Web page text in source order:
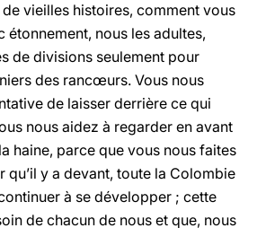
vieilles histoires, comment vous
étonnement, nous les adultes,
de divisions seulement pour
des rancœurs. Vous nous
de laisser derrière ce qui
nous aidez à regarder en avant
haine, parce que vous nous faites
qu’il y a devant, toute la Colombie
à se développer ; cette
de chacun de nous et que, nous